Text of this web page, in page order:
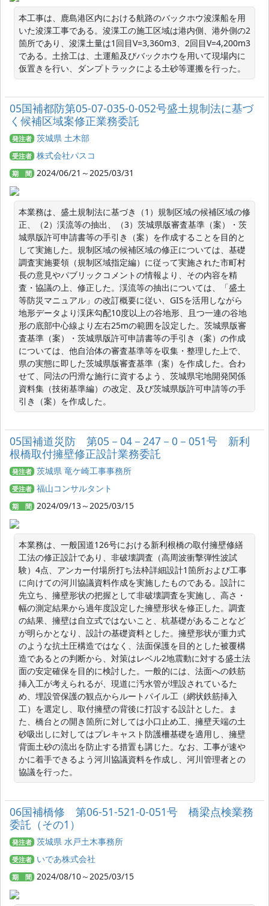
本工事は、鹿島港区内における航路のバックホウ浚渫船を用
いた浚渫工事である。浚渫工の施工区域は港内側、港外側の2
箇所であり、浚渫土量は1回目V=3,360m3、2回目V=4,200m3
である。土捨工は、土運船及びバックホウを用いて現場内に
仮置きを行い、ダンプトラックによる土砂等運搬を行った。
05国補都防第05-07-035-0-052号盛土規制法に基づ
く候補区域案修正業務委託
発注者 茨城県 土木部
受注者 株式会社パスコ
期 間 2024/06/21～2025/03/31
本業務は、盛土規制法に基づき（1）規制区域の候補区域の修
正、（2）渓流等の抽出、（3）茨城県版審査基準（案）・茨
城県版許可申請書等の手引き（案）を作成することを目的と
して実施した。規制区域の候補区域の修正については、基礎
調査実施要領（規制区域指定編）に従って実施された市町村
長の意見やパブリックコメントの情報より、その内容を精
査・協議の上、修正した。渓流等の抽出については、「盛土
等防災マニュアル」の改訂概要に従い、GISを活用しながら
地形データより渓床勾配10度以上の谷地形、且つ一連の谷地
形の底部中心線より左右25mの範囲を設定した。茨城県版審
査基準（案）・茨城県版許可申請書等の手引き（案）の作成
については、他自治体の審査基準等を収集・整理した上で、
県の実態に即した茨城県版審査基準（案）を作成した。合わ
せて、同法の円滑な施行に資するよう、茨城県宅地開発関係
資料集（技術基準編）の改定、及び茨城県版許可申請等の手
引き（案）を作成した。
05国補道災防 第05－04－247－0－051号 新利
根橋取付擁壁修正設計業務委託
発注者 茨城県 竜ケ崎工事事務所
受注者 福山コンサルタント
期 間 2024/09/13～2025/03/15
本業務は、一般国道126号における新利根橋の取付擁壁修繕
工法の修正設計であり、非破壊調査（高周波衝撃弾性波試
験）4点、アンカー付場所打ち法枠詳細設計1箇所および工事
に向けての河川協議資料作成を実施したものである。設計に
先立ち、擁壁形状の把握として非破壊調査を実施し、高さ・
幅の測定結果から過年度設定した擁壁形状を修正した。調査
の結果、擁壁は自立式ではないこと、杭基礎があることなど
が明らかとなり、設計の基礎資料とした。擁壁形状が重力式
のような抗土圧構造ではなく、法面保護を目的とした被覆構
造であるとの判断から、対策はレベル2地震動に対する盛土法
面の安定確保を目的に検討した。一般的には、法面への鉄筋
挿入工が考えられるが、現道に汚水管が埋設されているた
め、埋設管保護の観点からルートパイル工（網状鉄筋挿入
工）を選定し、取付擁壁の背後に打設する設計とした。ま
た、橋台との開き箇所に対しては小口止め工、擁壁天端の土
砂吸出しに対してはプレキャスト防護柵基礎を適用し、擁壁
背面土砂の流出を防止する措置も講じた。なお、工事が速や
かに着手できるよう河川協議資料を作成し、河川管理者との
協議を行った。
06国補橋修 第06-51-521-0-051号 橋梁点検業務
委託（その1）
発注者 茨城県 水戸土木事務所
受注者 いであ株式会社
期 間 2024/08/10～2025/03/15